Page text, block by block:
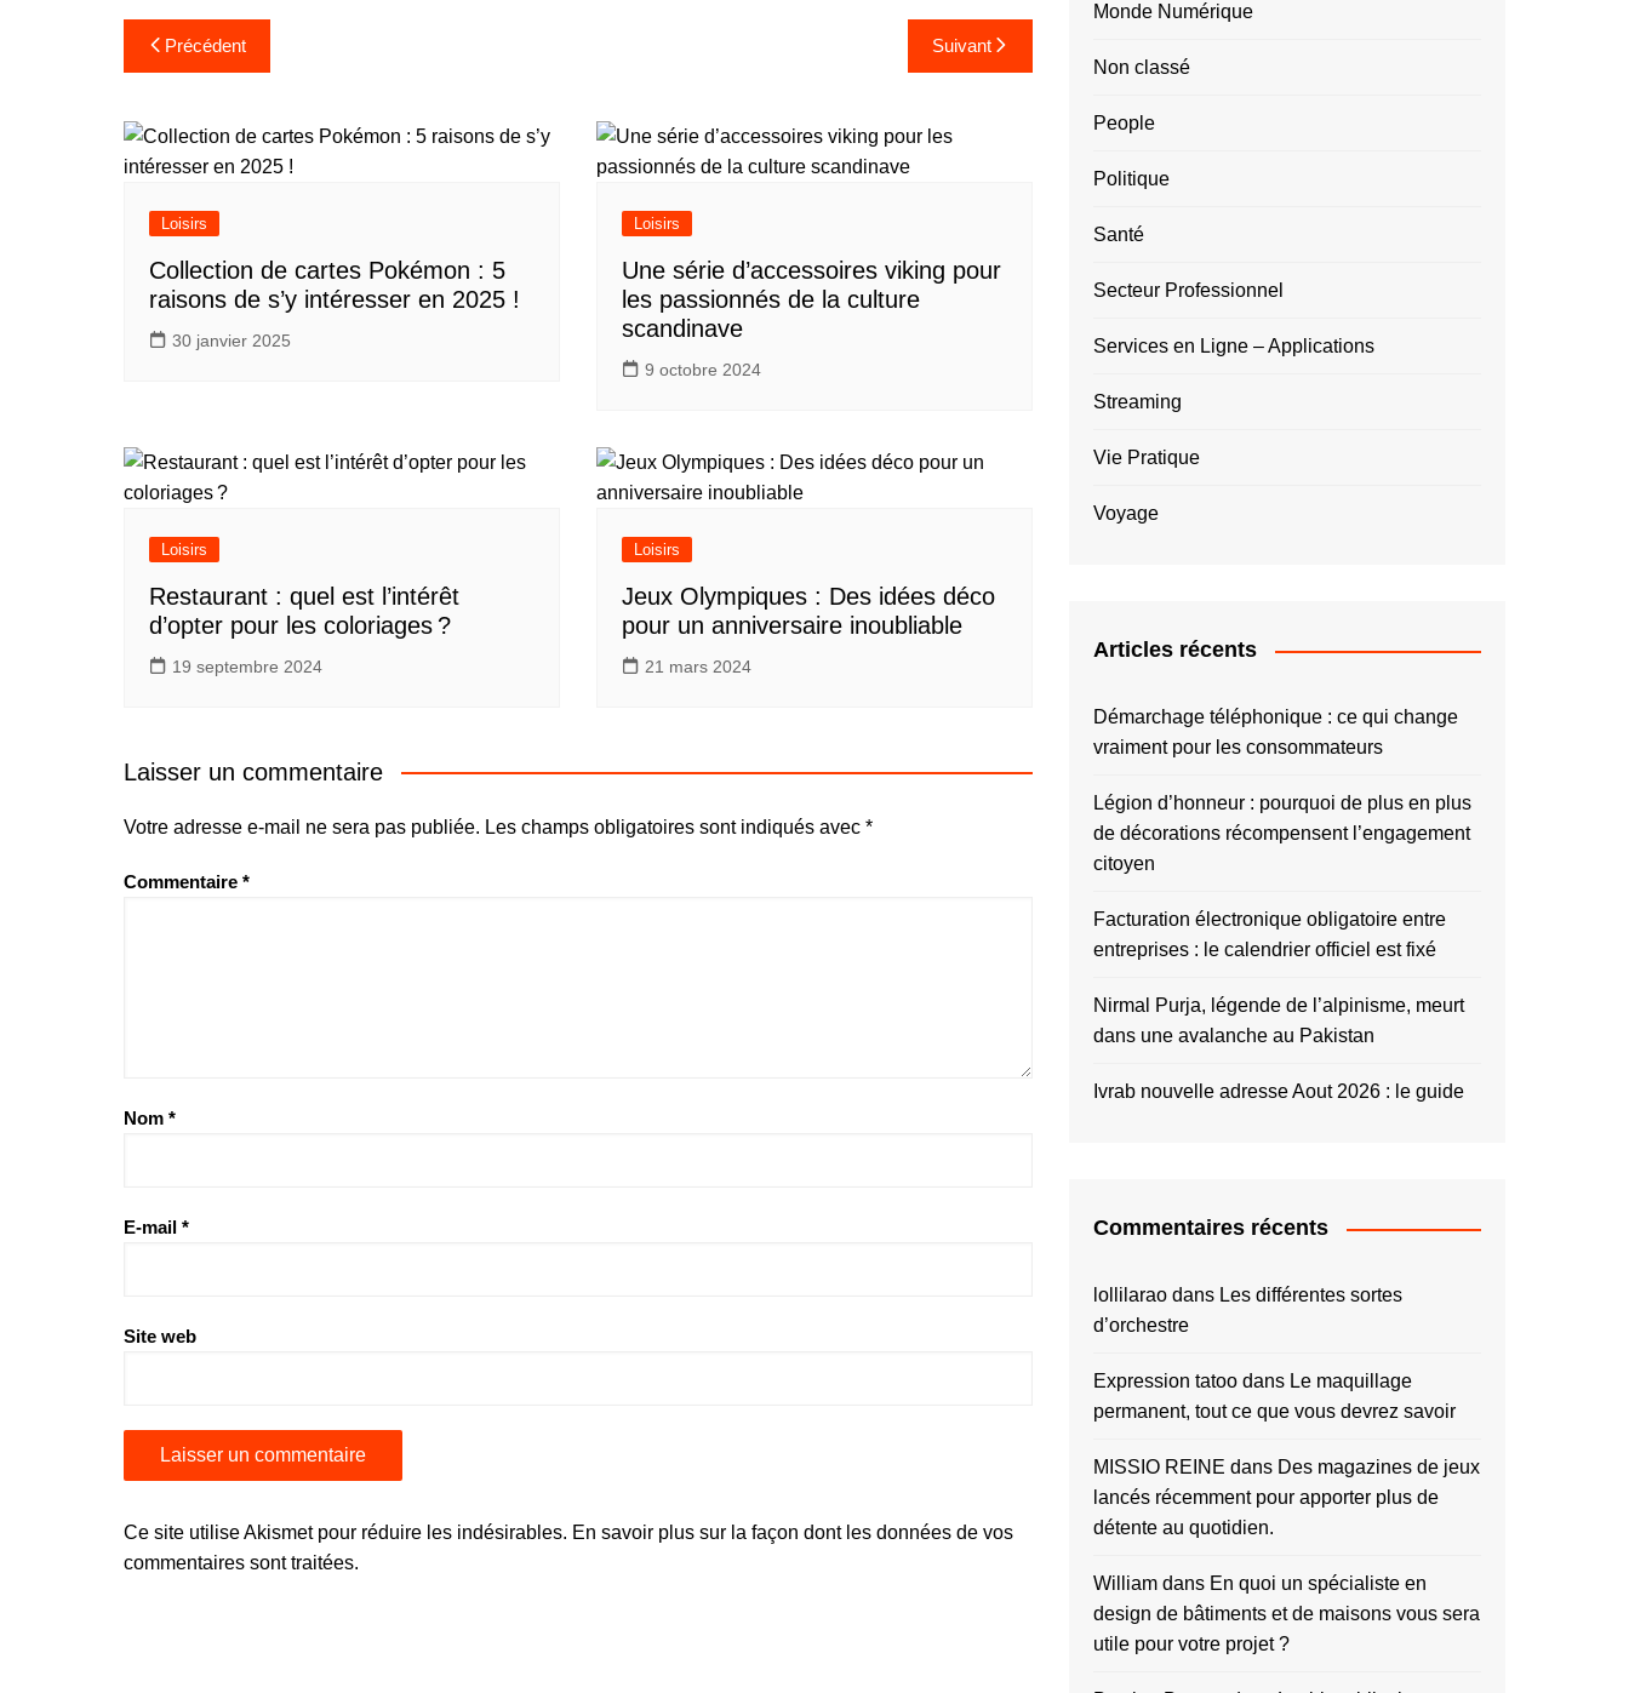
Navigation
de
l’article
Précédent Suivant
Loisirs
Collection de cartes Pokémon : 5
raisons de s’y intéresser en 2025 !
30 janvier 2025
Loisirs
Une série d’accessoires viking pour
les passionnés de la culture
scandinave
9 octobre 2024
Loisirs
Restaurant : quel est l’intérêt
d’opter pour les coloriages ?
19 septembre 2024
Loisirs
Jeux Olympiques : Des idées déco
pour un anniversaire inoubliable
21 mars 2024
Laisser un commentaire
Votre adresse e-mail ne sera pas publiée. Les champs obligatoires sont indiqués avec *
Commentaire *
Nom *
E-mail *
Site web
Ce site utilise Akismet pour réduire les indésirables. En savoir plus sur la façon dont les données de vos
commentaires sont traitées.
Monde Numérique
Non classé
People
Politique
Santé
Secteur Professionnel
Services en Ligne – Applications
Streaming
Vie Pratique
Voyage
Articles récents
Démarchage téléphonique : ce qui change
vraiment pour les consommateurs
Légion d’honneur : pourquoi de plus en plus
de décorations récompensent l’engagement
citoyen
Facturation électronique obligatoire entre
entreprises : le calendrier officiel est fixé
Nirmal Purja, légende de l’alpinisme, meurt
dans une avalanche au Pakistan
Ivrab nouvelle adresse Aout 2026 : le guide
Commentaires récents
lollilarao dans Les différentes sortes
d’orchestre
Expression tatoo dans Le maquillage
permanent, tout ce que vous devrez savoir
MISSIO REINE dans Des magazines de jeux
lancés récemment pour apporter plus de
détente au quotidien.
William dans En quoi un spécialiste en
design de bâtiments et de maisons vous sera
utile pour votre projet ?